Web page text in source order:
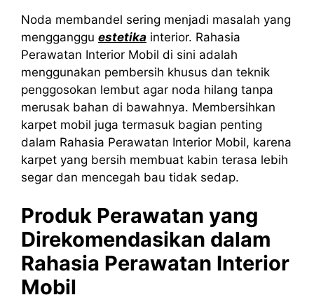
Noda membandel sering menjadi masalah yang
mengganggu estetika interior. Rahasia
Perawatan Interior Mobil di sini adalah
menggunakan pembersih khusus dan teknik
penggosokan lembut agar noda hilang tanpa
merusak bahan di bawahnya. Membersihkan
karpet mobil juga termasuk bagian penting
dalam Rahasia Perawatan Interior Mobil, karena
karpet yang bersih membuat kabin terasa lebih
segar dan mencegah bau tidak sedap.
Produk Perawatan yang
Direkomendasikan dalam
Rahasia Perawatan Interior
Mobil